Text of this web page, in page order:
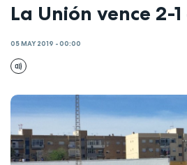
La Unión vence 2-
05 MAY 2019 - 00:00